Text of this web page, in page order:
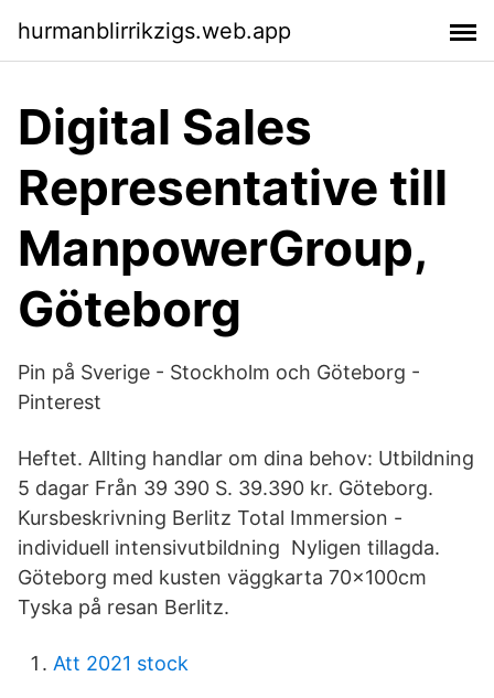
hurmanblirrikzigs.web.app
Digital Sales
Representative till
ManpowerGroup,
Göteborg
Pin på Sverige - Stockholm och Göteborg -
Pinterest
Heftet. Allting handlar om dina behov: Utbildning
5 dagar Från 39 390 S. 39.390 kr. Göteborg.
Kursbeskrivning Berlitz Total Immersion -
individuell intensivutbildning Nyligen tillagda.
Göteborg med kusten väggkarta 70x100cm
Tyska på resan Berlitz.
Att 2021 stock